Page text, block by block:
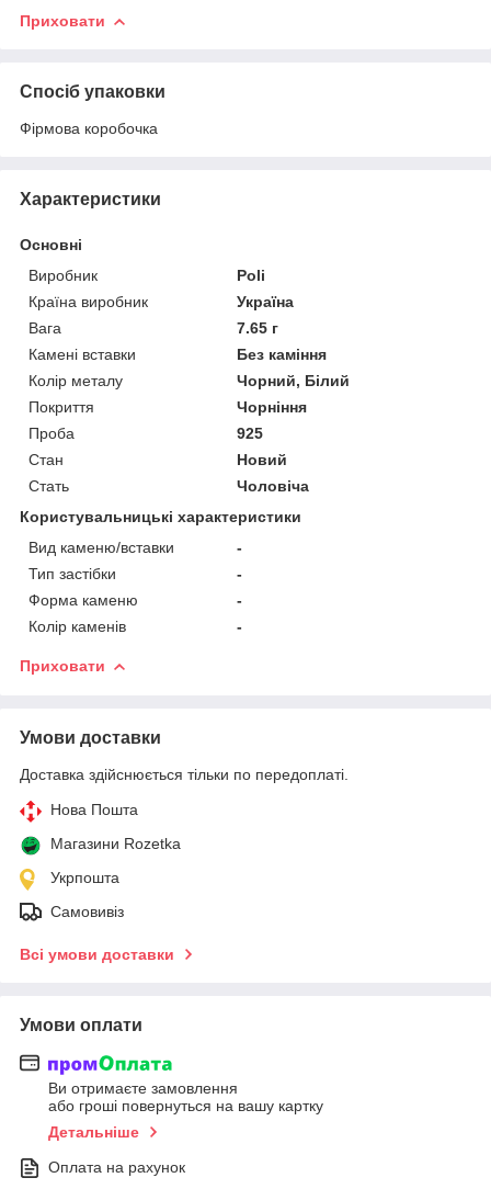
Приховати
Спосіб упаковки
Фірмова коробочка
Характеристики
Основні
Виробник
Poli
Країна виробник
Україна
Вага
7.65 г
Камені вставки
Без каміння
Колір металу
Чорний, Білий
Покриття
Чорніння
Проба
925
Стан
Новий
Стать
Чоловіча
Користувальницькі характеристики
Вид каменю/вставки
-
Тип застібки
-
Форма каменю
-
Колір каменів
-
Приховати
Умови доставки
Доставка здійснюється тільки по передоплаті.
Нова Пошта
Магазини Rozetka
Укрпошта
Самовивіз
Всі умови доставки
Умови оплати
Ви отримаєте замовлення
або гроші повернуться на вашу картку
Детальніше
Оплата на рахунок